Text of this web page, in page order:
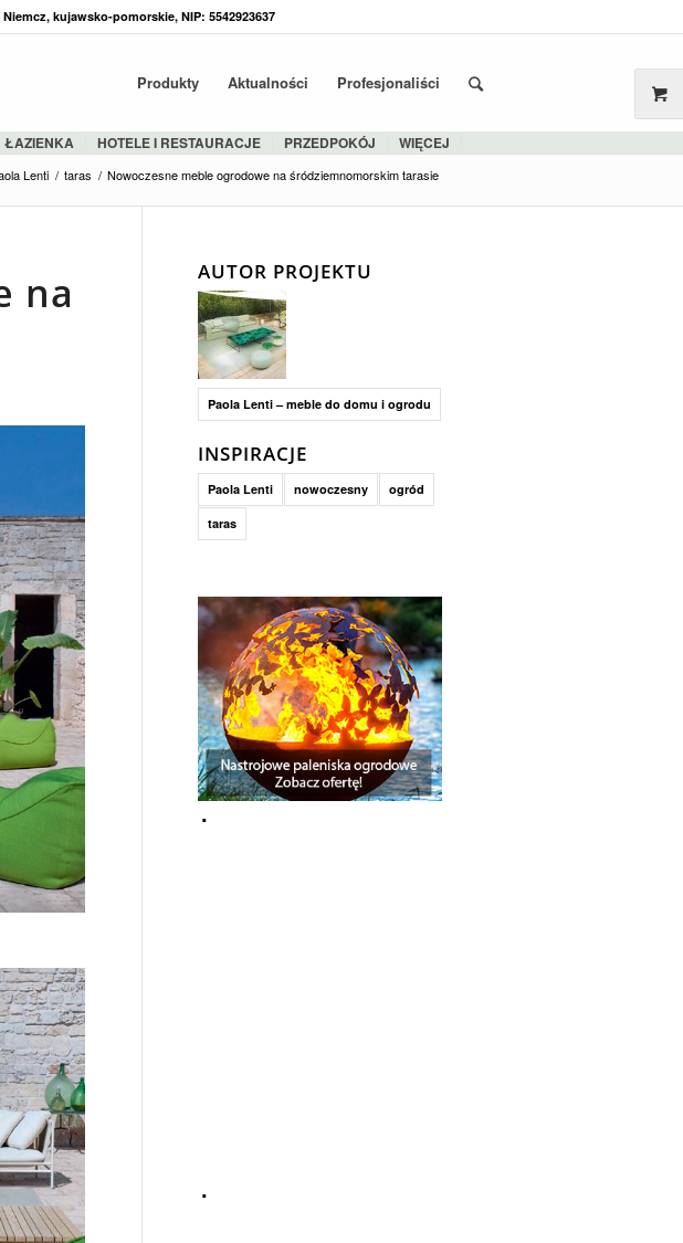
kujawsko-pomorskie, NIP: 5542923637
Produkty Aktualności Profesjonaliści
ŁAZIENKA HOTELE I RESTAURACJE PRZEDPOKÓJ WIĘCEJ
Lenti / taras / Nowoczesne meble ogrodowe na śródziemnomorskim tarasie
na
AUTOR PROJEKTU
Paola Lenti – meble do domu i ogrodu
INSPIRACJE
Paola Lenti nowoczesny ogród
taras